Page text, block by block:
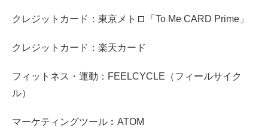
クレジットカード：東京メトロ「To Me CARD Prime」
クレジットカード：楽天カード
フィットネス・運動：FEELCYCLE（フィールサイク
ル）
マーケティングツール︰ATOM